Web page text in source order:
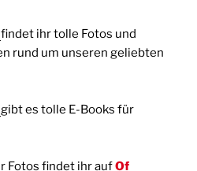
findet ihr tolle Fotos und
rund um unseren geliebten
gibt es tolle E-Books für
Fotos findet ihr aufOf